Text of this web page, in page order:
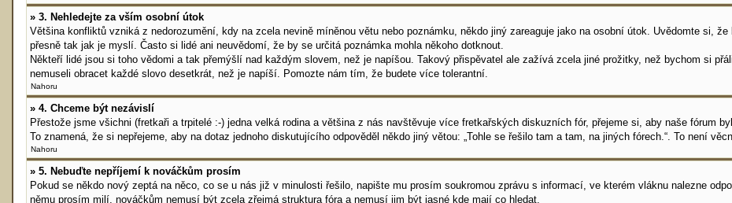
» 3. Nehledejte za vším osobní útok
Většina konfliktů vzniká z nedorozumění, kdy na zcela nevině míněnou větu nebo poznámku, někdo jiný zareaguje jako na osobní útok. Uvědomte si,
přesně tak jak je myslí. Často si lidé ani neuvědomí, že by se určitá poznámka mohla někoho dotknout.
Někteří lidé jsou si toho vědomi a tak přemýšlí nad každým slovem, než je napíšou. Takový přispěvatel ale zažívá zcela jiné prožitky, než bychom si
nemuseli obracet každé slovo desetkrát, než je napíší. Pomozte nám tím, že budete více tolerantní.
Nahoru
» 4. Chceme být nezávislí
Přestože jsme všichni (fretkaři a trpitelé :-) jedna velká rodina a většina z nás navštěvuje více fretkařských diskuzních fór, přejeme si, aby naše fórum
To znamená, že si nepřejeme, aby na dotaz jednoho diskutujícího odpověděl někdo jiný větou: „Tohle se řešilo tam a tam, na jiných fórech.“. To není
Nahoru
» 5. Nebuďte nepříjemí k nováčkům prosím
Pokud se někdo nový zeptá na něco, co se u nás již v minulosti řešilo, napište mu prosím soukromou zprávu s informací, ve kterém vláknu nalezne
němu prosím milí, nováčkům nemusí být zcela zřejmá struktura fóra a nemusí jim být jasné kde mají co hledat.